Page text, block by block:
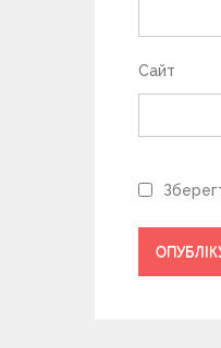
Сайт